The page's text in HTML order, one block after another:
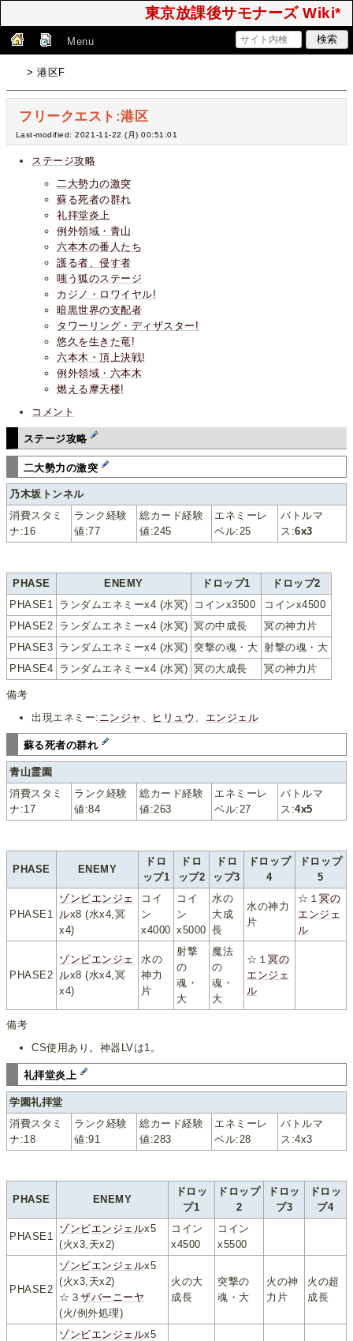
東京放課後サモナーズ Wiki*
Menu
> 港区F
フリークエスト:港区
Last-modified: 2021-11-22 (月) 00:51:01
ステージ攻略
二大勢力の激突
蘇る死者の群れ
礼拝堂炎上
例外領域・青山
六本木の番人たち
護る者、侵す者
嗤う狐のステージ
カジノ・ロワイヤル!
暗黒世界の支配者
タワーリング・ディザスター!
悠久を生きた竜!
六本木・頂上決戦!
例外領域・六本木
燃える摩天楼!
コメント
ステージ攻略
二大勢力の激突
乃木坂トンネル
消費スタミ
ナ:16
ランク経験
値:77
総カード経験
値:245
エネミーレ
ベル:25
バトルマ
ス:6x3
PHASE ENEMY ドロップ1
ドロップ2
PHASE1 ランダムエネミーx4 (水冥) コインx3500
コインx4500
PHASE2 ランダムエネミーx4 (水冥) 冥の中成長
冥の神力片
PHASE3 ランダムエネミーx4 (水冥) 突撃の魂・大 射撃の魂・大
PHASE4 ランダムエネミーx4 (水冥) 冥の大成長 冥の神力片
備考
出現エネミー: ニンジャ 、 ヒリュウ 、 エンジェル
蘇る死者の群れ
青山霊園
消費スタミ
ナ:17
ランク経験
値:84
総カード経験
値:263
エネミーレ
ベル:27
バトルマ
ス:4x5
PHASE ENEMY
ドロ
ップ1
ドロ
ップ2
ドロ
ップ3
ドロップ
4
ドロップ
5
PHASE1
ゾンビエンジェ
ルx8 (水x4,冥
x4)
コイ
ン
x4000
コイ
ン
x5000
水の
大成
長
水の神力
片
☆１冥の
エンジェ
ル
PHASE2
ゾンビエンジェ
ルx8 (水x4,冥
x4)
水の
神力
片
射撃
の
魂・
大
魔法
の
魂・
大
☆１冥の
エンジェ
ル
備考
CS使用あり。神器LVは1。
礼拝堂炎上
学園礼拝堂
消費スタミ
ナ:18
ランク経験
値:91
総カード経験
値:283
エネミーレ
ベル:28
バトルマ
ス:4x3
PHASE ENEMY
ドロッ
プ1
ドロップ
2
ドロッ
プ3
ドロッ
プ4
PHASE1
ゾンビエンジェルx5
(火x3,天x2)
コイン
x4500
コイン
x5500
PHASE2
ゾンビエンジェルx5
(火x3,天x2)
☆３ザバーニーヤ
(火/例外処理)
火の大
成長
突撃の
魂・大
火の神
力片
火の超
成長
ゾンビエンジェルx5